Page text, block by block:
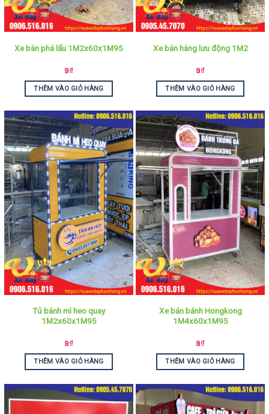
Xe bán phá lấu 1M2x60x1M95
9₫
THÊM VÀO GIỎ HÀNG
Xe bán hàng lưu động 1M2
9₫
THÊM VÀO GIỎ HÀNG
Tủ bánh mì heo quay
1M2x60x1M95
9₫
THÊM VÀO GIỎ HÀNG
Xe bán bánh Hongkong
1M4x60x1M95
9₫
THÊM VÀO GIỎ HÀNG